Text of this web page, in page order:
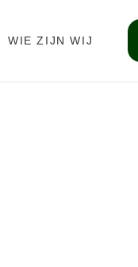
WIE ZIJN WIJ